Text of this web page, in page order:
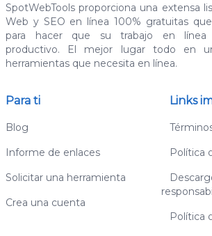
SpotWebTools proporciona una extensa
Web y SEO en línea 100% gratuitas
para hacer que su trabajo en
productivo. El mejor lugar todo en
herramientas que necesita en línea.
Para ti
Blog
Informe de enlaces
Solicitar una herramienta
Crea una cuenta
Links
Política
Política